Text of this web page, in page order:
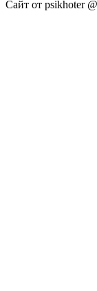
Сайт от psikhoter